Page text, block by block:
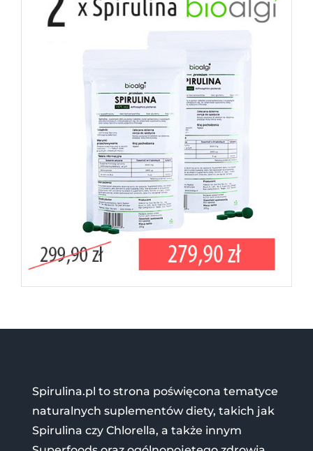
Spirulina.pl to strona poświęcona tematyce
naturalnych suplementów diety, takich jak
Spirulina czy Chlorella, a także innym